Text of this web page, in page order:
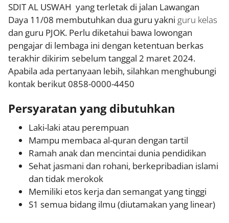
SDIT AL USWAH yang terletak di jalan Lawangan
Daya 11/08 membutuhkan dua guru yakni guru kelas
dan guru PJOK. Perlu diketahui bawa lowongan
pengajar di lembaga ini dengan ketentuan berkas
terakhir dikirim sebelum tanggal 2 maret 2024.
Apabila ada pertanyaan lebih, silahkan menghubungi
kontak berikut 0858-0000-4450
Persyaratan yang dibutuhkan
Laki-laki atau perempuan
Mampu membaca al-quran dengan tartil
Ramah anak dan mencintai dunia pendidikan
Sehat jasmani dan rohani, berkepribadian islami
dan tidak merokok
Memiliki etos kerja dan semangat yang tinggi
S1 semua bidang ilmu (diutamakan yang linear)